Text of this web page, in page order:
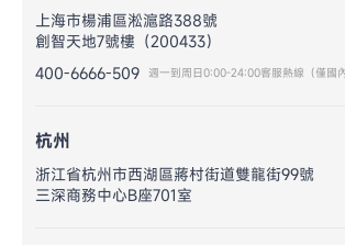
上海市楊浦區淞滬路388號
創智天地7號樓（200433）
400-6666-509
週一到周日0:00-24:00客服熱線（僅國內
杭州
浙江省杭州市西湖區蔣村街道雙龍街99號
三深商務中心B座701室